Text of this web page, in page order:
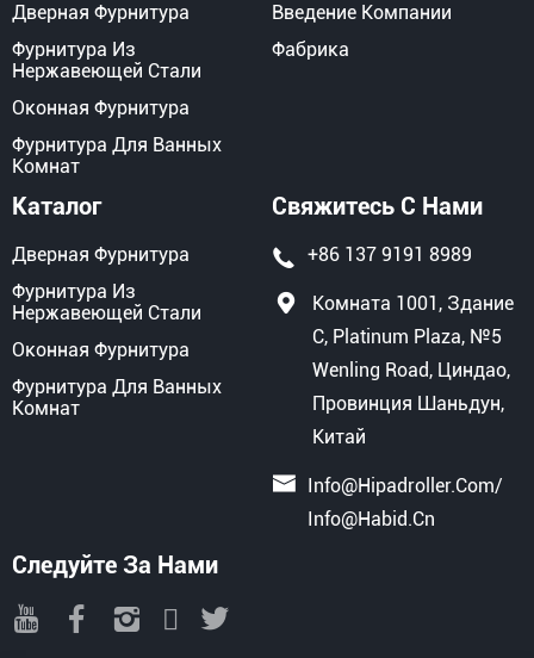
Дверная Фурнитура
Фурнитура Из
Нержавеющей Стали
Оконная Фурнитура
Фурнитура Для Ванных
Комнат
Введение Компании
Фабрика
Каталог
Дверная Фурнитура
Фурнитура Из
Нержавеющей Стали
Оконная Фурнитура
Фурнитура Для Ванных
Комнат
Свяжитесь С Нами
+86 137 9191 8989
Комната 1001, Здание
C, Platinum Plaza, №5
Wenling Road, Циндао,
Провинция Шаньдун,
Китай
Info@hipadroller.com/
Info@habid.cn
Следуйте За Нами